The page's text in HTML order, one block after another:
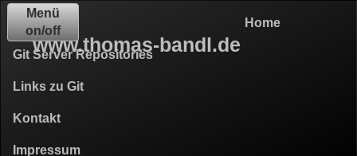
www.thomas-bandl.de
Home
Git Server Repositories
Links zu Git
Kontakt
Impressum
Menü
on/off